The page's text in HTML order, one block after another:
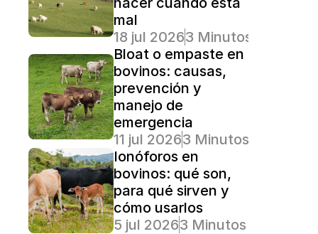
mal
18 jul 20263 Minutos Lectura
Bloat o empaste en
bovinos: causas,
prevención y
manejo de
emergencia
11 jul 20263 Minutos Lectura
Ionóforos en
bovinos: qué son,
para qué sirven y
cómo usarlos
5 jul 20263 Minutos Lectura